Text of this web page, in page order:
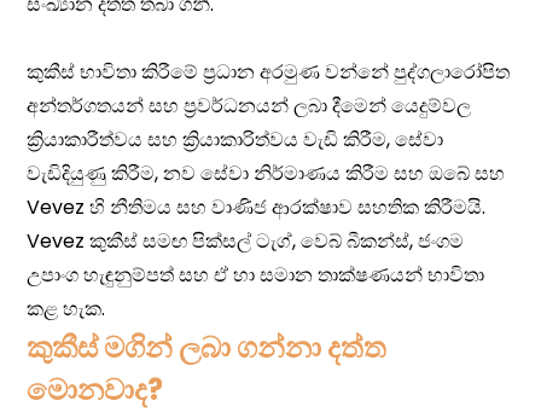
කුකීස් මගින් ලබා ගන්නා දත්ත
මොනවාද?